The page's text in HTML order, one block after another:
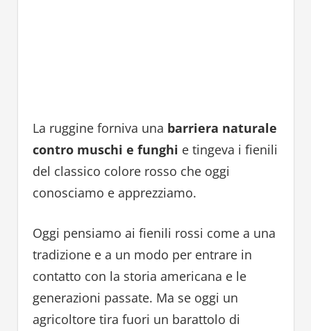
La ruggine forniva una barriera naturale
contro muschi e funghi e tingeva i fienili
del classico colore rosso che oggi
conosciamo e apprezziamo.
Oggi pensiamo ai fienili rossi come a una
tradizione e a un modo per entrare in
contatto con la storia americana e le
generazioni passate. Ma se oggi un
agricoltore tira fuori un barattolo di